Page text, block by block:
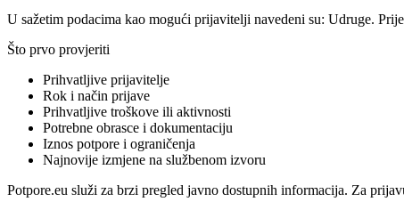
U sažetim podacima kao mogući prijavitelji navedeni su: Udruge.
Što prvo provjeriti
Prihvatljive prijavitelje
Rok i način prijave
Prihvatljive troškove ili aktivnosti
Potrebne obrasce i dokumentaciju
Iznos potpore i ograničenja
Najnovije izmjene na službenom izvoru
Potpore.eu služi za brzi pregled javno dostupnih informacija. Za